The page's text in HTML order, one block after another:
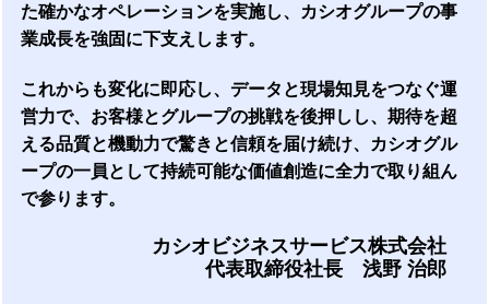
た確かなオペレーションを実施し、カシオグループの事
業成長を強固に下支えします。
これからも変化に即応し、データと現場知見をつなぐ運
営力で、お客様とグループの挑戦を後押しし、期待を超
える品質と機動力で驚きと信頼を届け続け、カシオグル
ープの一員として持続可能な価値創造に全力で取り組ん
で参ります。
カシオビジネスサービス株式会社
代表取締役社長 浅野 治郎